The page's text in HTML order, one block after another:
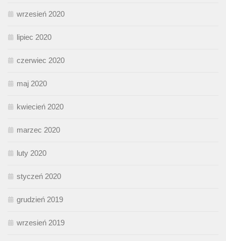
wrzesień 2020
lipiec 2020
czerwiec 2020
maj 2020
kwiecień 2020
marzec 2020
luty 2020
styczeń 2020
grudzień 2019
wrzesień 2019